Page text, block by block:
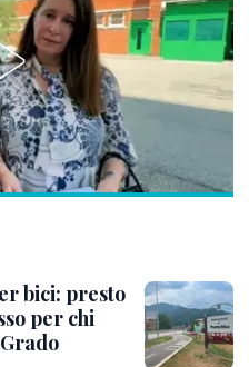
bici: presto
per chi